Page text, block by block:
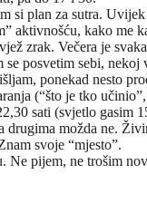
si plan za sutra.
aktivnošću, kako me
zrak. Večera je
posvetim sebi, nekoj
ponekad nesto
(“što je tko
sati (svjetlo gasim
drugima možda ne.
svoje “mjesto”.
Ne pijem, ne trošim